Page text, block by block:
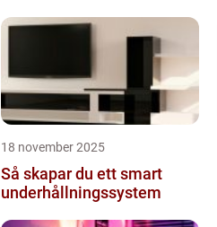
kommunikati...
18 november 2025
Så skapar du ett smart
underhållningssystem